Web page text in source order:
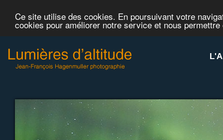
Ce site utilise des cookies. En poursuivant votre
cookies pour améliorer notre service et nous